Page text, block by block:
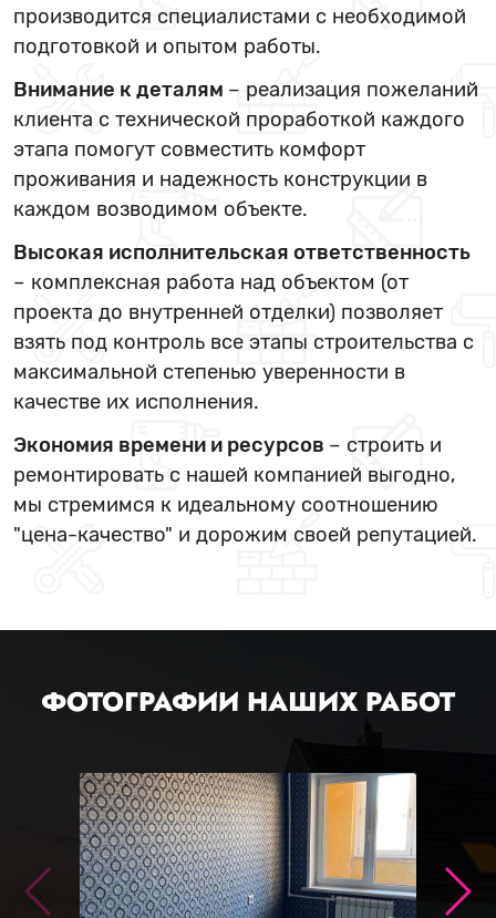
производится специалистами с необходимой
подготовкой и опытом работы.
Внимание к деталям – реализация пожеланий
клиента с технической проработкой каждого
этапа помогут совместить комфорт
проживания и надежность конструкции в
каждом возводимом объекте.
Высокая исполнительская ответственность
– комплексная работа над объектом (от
проекта до внутренней отделки) позволяет
взять под контроль все этапы строительства с
максимальной степенью уверенности в
качестве их исполнения.
Экономия времени и ресурсов – строить и
ремонтировать с нашей компанией выгодно,
мы стремимся к идеальному соотношению
"цена-качество" и дорожим своей репутацией.
ФОТОГРАФИИ НАШИХ РАБОТ